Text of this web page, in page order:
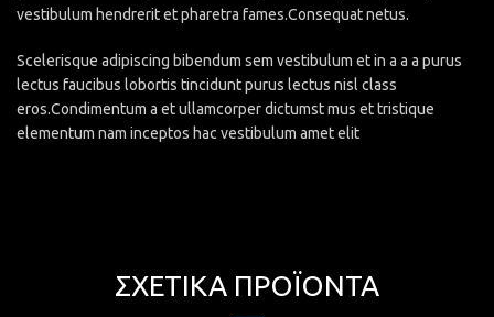
vestibulum hendrerit et pharetra fames.Consequat netus.
Scelerisque adipiscing bibendum sem vestibulum et in a a a purus
lectus faucibus lobortis tincidunt purus lectus nisl class
eros.Condimentum a et ullamcorper dictumst mus et tristique
elementum nam inceptos hac vestibulum amet elit
ΣΧΕΤΙΚΆ ΠΡΟΪΌΝΤΑ